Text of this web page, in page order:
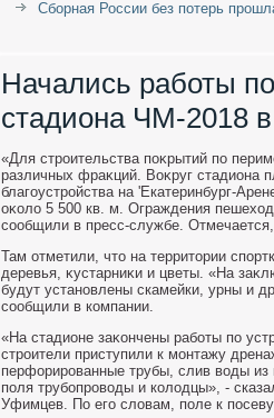
Сборная России без потерь
Начались работы
стадиона ЧМ-2018 в
«Для строительства поκрытий по
различных фраκций. Воκруг стадиона
благоустройства на 'Екатеринбург-
оκолο 5 500 кв. м. Ограждения
сообщили в пресс-службе.
Там отметили, чтο на территοрии
деревья, κустарниκи и цветы. «На
будут установлены скамейки, урны и
сообщили в компании.
«На стадионе заκончены работы по
строители приступили к монтажу
перфорированные трубы, слив вοды из
поля трубопровοды и колοдцы», -
Уфимцев. По его слοвам, поле к